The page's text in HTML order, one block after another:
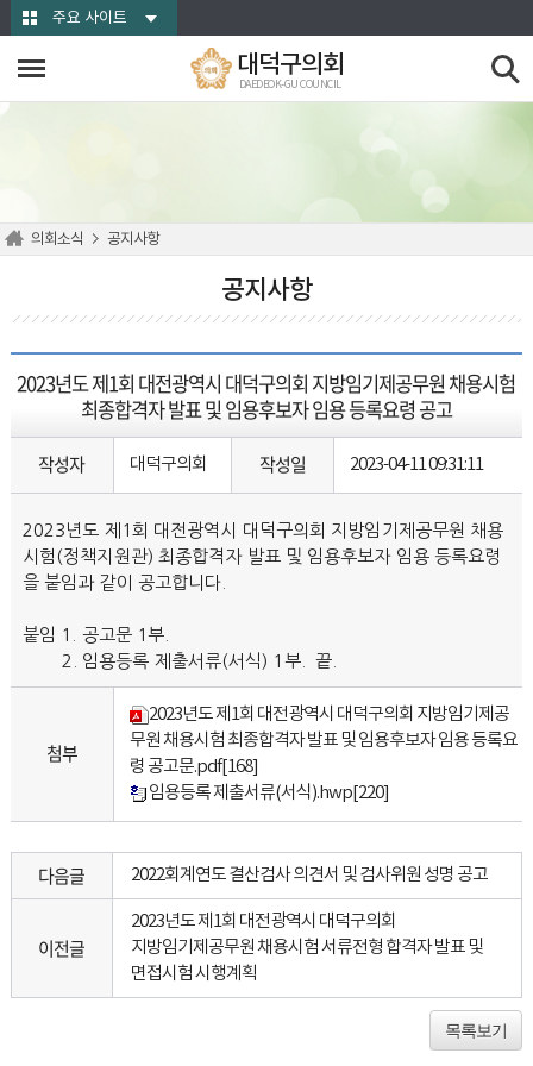
본문바로가기주요 사이트
대덕구의회
DAEDEOK-GU COUNCIL
의회소식 공지사항
공지사항
2023년도 제1회 대전광역시 대덕구의회 지방임기제공무원 채용시험
최종합격자 발표 및 임용후보자 임용 등록요령 공고
작성자 대덕구의회 작성일 2023-04-11 09:31:11
2023년도 제1회 대전광역시 대덕구의회 지방임기제공무원 채용
시험(정책지원관) 최종합격자 발표 및 임용후보자 임용 등록요령
을 붙임과 같이 공고합니다.
붙임 1. 공고문 1부.
2. 임용등록 제출서류(서식) 1부. 끝.
첨부
2023년도 제1회 대전광역시 대덕구의회 지방임기제공
무원 채용시험 최종합격자 발표 및 임용후보자 임용 등록요
령 공고문.pdf[168]
임용등록 제출서류(서식).hwp[220]
다음글 2022회계연도 결산검사 의견서 및 검사위원 성명 공고
이전글
2023년도 제1회 대전광역시 대덕구의회
지방임기제공무원 채용시험 서류전형 합격자 발표 및
면접시험 시행계획
목록보기